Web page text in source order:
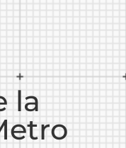
la